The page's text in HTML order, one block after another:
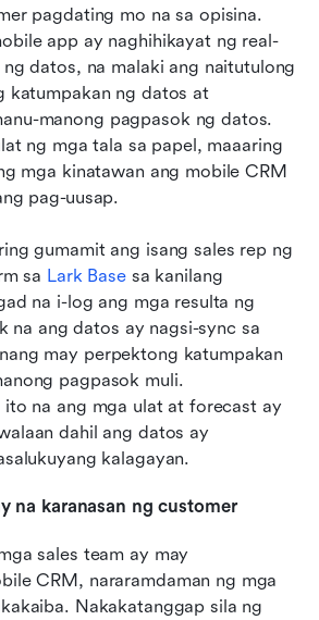
pagdating mo na sa opisina.
app ay naghihikayat ng real-
datos, na malaki ang naitutulong
katumpakan ng datos at
manong pagpasok ng datos.
ng mga tala sa papel, maaaring
mga kinatawan ang mobile CRM
pag-uusap.
gumamit ang isang sales rep ng
sa Lark Base sa kanilang
na i-log ang mga resulta ng
na ang datos ay nagsi-sync sa
may perpektong katumpakan
pagpasok muli.
ito na ang mga ulat at forecast ay
dahil ang datos ay
kalagayan.
na karanasan ng customer
sales team ay may
CRM, nararamdaman ng mga
Nakakatanggap sila ng